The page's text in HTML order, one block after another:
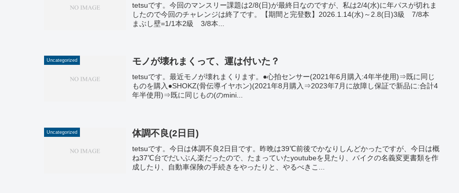
tetsuです。今回のマンスリー課題は2/8(日)が最終日なのですが、私は2/4(水)に年パスが切れま
したので今回のチャレンジは終了です。【期間と完登数】2026.1.14(水)～2.8(日)3級 7/8本
まぶし壁=1/1本2級 3/8本...
Uncategorized モノが壊れまくって、運は付いた？
tetsuです。最近モノが壊れまくります。●心拍センサー(2021年6月購入:4年半使用)⇒既に同じ
ものを購入●SHOKZ(骨伝導イヤホン)(2021年8月購入⇒2023年7月に故障し保証で新品に:合計4
年半使用)⇒既に同じもの(のmini...
Uncategorized 体調不良(2日目)
tetsuです。今日は体調不良2日目です。昨晩は39℃前後でかなりしんどかったですが、今日は概
ね37℃台でだいぶん楽だったので、たまっていたyoutubeを見たり、バイクの名義変更書類を作
成したり、自動車保険の手続きをやったりと、やるべきこ...